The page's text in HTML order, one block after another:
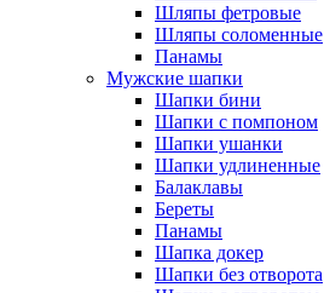
Шляпы фетровые
Шляпы соломенные
Панамы
Мужские шапки
Шапки бини
Шапки с помпоном
Шапки ушанки
Шапки удлиненные
Балаклавы
Береты
Панамы
Шапка докер
Шапки без отворота